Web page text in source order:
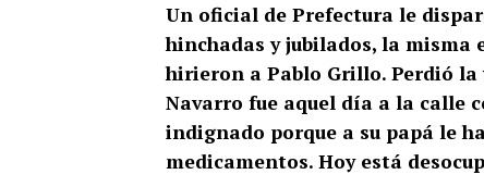
Un oficial de Prefectura le
hinchadas y jubilados, la
hirieron a Pablo Grillo. Perdió
Navarro fue aquel día a la calle
indignado porque a su papá le
medicamentos. Hoy está